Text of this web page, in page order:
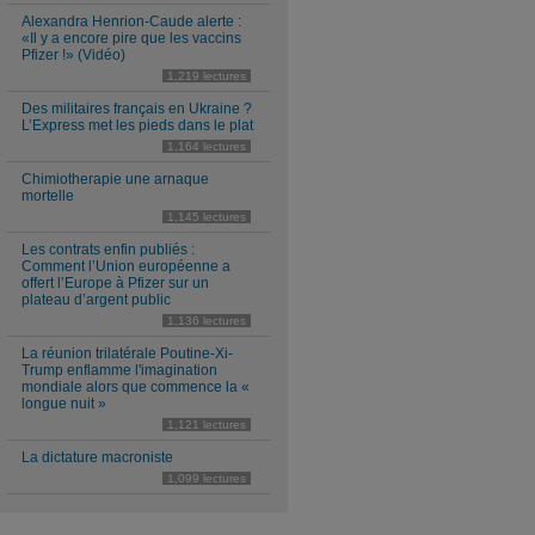
Alexandra Henrion-Caude alerte :
«Il y a encore pire que les vaccins
Pfizer !» (Vidéo)
1,219 lectures
Des militaires français en Ukraine ?
L’Express met les pieds dans le plat
1,164 lectures
Chimiotherapie une arnaque
mortelle
1,145 lectures
Les contrats enfin publiés :
Comment l’Union européenne a
offert l’Europe à Pfizer sur un
plateau d’argent public
1,136 lectures
La réunion trilatérale Poutine-Xi-
Trump enflamme l'imagination
mondiale alors que commence la «
longue nuit »
1,121 lectures
La dictature macroniste
1,099 lectures